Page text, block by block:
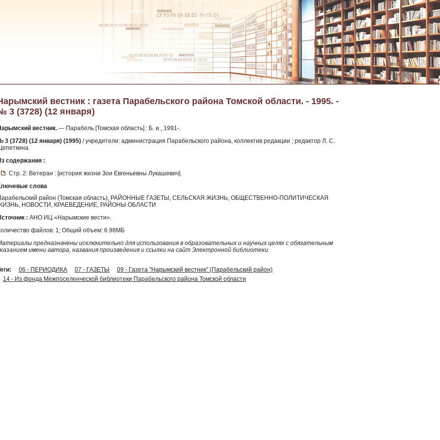
вестник : газета Парабельского района Томской области. - 1995. -
3 (3728) (12 января)
вестник. — Парабель [Томская область] : Б. и., 1991-.
3 (3728) (12 января) (1995) / учредители: администрация Парабельского района, коллектив редакции ; редактор Л. С.
содержания :
Стр. 2: Ветеран : [история жизни Зои Евгеньевны Лукашевич].
слова
район (Томская область), РАЙОННЫЕ ГАЗЕТЫ, СЕЛЬСКАЯ ЖИЗНЬ, ОБЩЕСТВЕННО-ПОЛИТИЧЕСКАЯ
НОВОСТИ, КРАЕВЕДЕНИЕ, РАЙОНЫ ОБЛАСТИ
: АНО ИЦ «Нарымские вести».
файлов: 1; Общий объем: 6.98МБ
предназначены исключительно для использования в образовательных и научных целях с обязательным
имени автора, названия произведения и ссылки на сайт Электронной библиотеки.
06 - ПЕРИОДИКА 07 - ГАЗЕТЫ
09 - Газета "Нарымский вестник" (Парабельский район)
14 - Из фонда Межпоселенческой библиотеки Парабельского района Томской области